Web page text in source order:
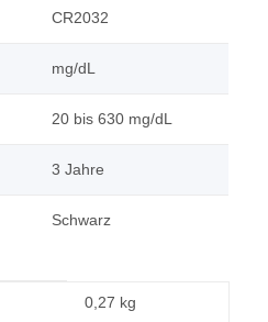
CR2032
mg/dL
20 bis 630 mg/dL
3 Jahre
Schwarz
0,27 kg